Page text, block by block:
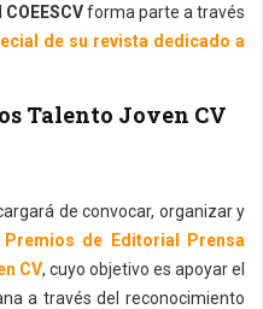
COEESCVforma parte a través
de su revista dedicado a
Talento Joven CV
de convocar, organizar y
de Editorial Prensa
CV, cuyo objetivo es apoyar el
a través del reconocimiento